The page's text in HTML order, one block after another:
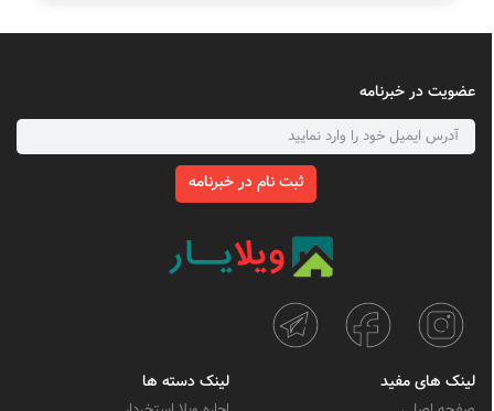
عضویت در خبرنامه
ثبت نام در خبرنامه
لینک های مفید لینک دسته ها